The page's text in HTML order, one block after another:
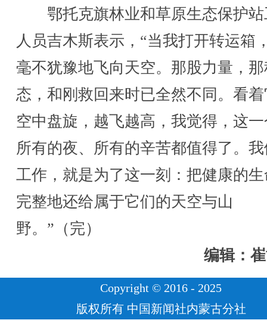
鄂托克旗林业和草原生态保护站
人员吉木斯表示，“当我打开转运箱
毫不犹豫地飞向天空。那股力量，
态，和刚救回来时已全然不同。看
空中盘旋，越飞越高，我觉得，这
所有的夜、所有的辛苦都值得了。
工作，就是为了这一刻：把健康的
完整地还给属于它们的天空与山
野。”（完）
编辑：
Copyright © 2016 - 2025
版权所有 中国新闻社内蒙古分社